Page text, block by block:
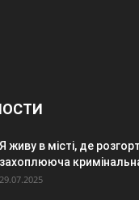
Я живу в місті, де
захоплююча
29.07.2025